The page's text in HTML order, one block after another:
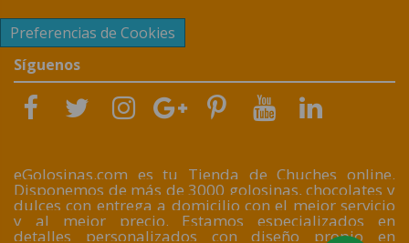
Preferencias de Cookies
Síguenos
eGolosinas.com es tu Tienda de Chuches online.
Disponemos de más de 3000 golosinas, chocolates y
dulces con entrega a domicilio con el mejor servicio
y al mejor precio. Estamos especializados en
detalles personalizados con diseño propio en